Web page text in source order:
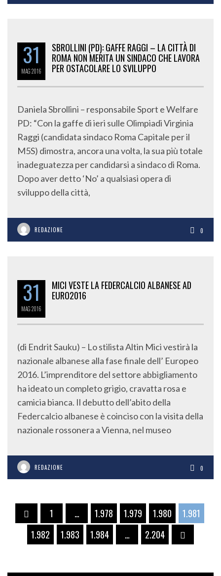
31
MAG2016
SBROLLINI (PD): GAFFE RAGGI – LA CITTÀ DI
ROMA NON MERITA UN SINDACO CHE LAVORA
PER OSTACOLARE LO SVILUPPO
Daniela Sbrollini – responsabile Sport e Welfare
PD: “Con la gaffe di ieri sulle Olimpiadi Virginia
Raggi (candidata sindaco Roma Capitale per il
M5S) dimostra, ancora una volta, la sua più totale
inadeguatezza per candidarsi a sindaco di Roma.
Dopo aver detto ‘No’ a qualsiasi opera di
sviluppo della città,
REDAZIONE 0
31
MAG2016
MICI VESTE LA FEDERCALCIO ALBANESE AD
EURO2016
(di Endrit Sauku) – Lo stilista Altin Mici vestirà la
nazionale albanese alla fase finale dell’ Europeo
2016. L’imprenditore del settore abbigliamento
ha ideato un completo grigio, cravatta rosa e
camicia bianca. Il debutto dell’abito della
Federcalcio albanese è coinciso con la visita della
nazionale rossonera a Vienna, nel museo
REDAZIONE 0
1 … 1.978 1.979 1.980
1.981
1.982
1.983 1.984 … 2.204